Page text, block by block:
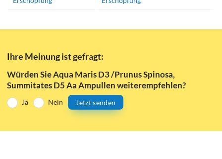
Ihre Meinung ist gefragt:
Würden Sie Aqua Maris D3 /Prunus Spinosa,
Summitates D5 Aa Ampullen weiterempfehlen?
Ja Nein Jetzt senden